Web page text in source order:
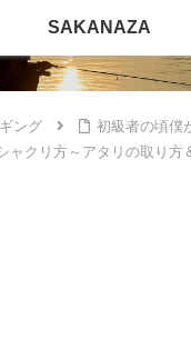
SAKANAZA
ング
初級者の頃僕
ャクリ方～アタリの取り方
SAKANAZA